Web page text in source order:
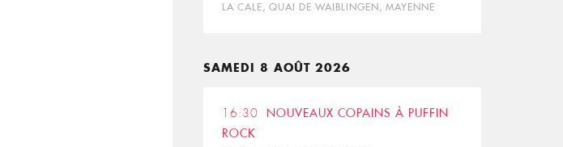
LA CALE, QUAI DE WAIBLINGEN, MAYENNE
SAMEDI 8 AOÛT 2026
16:30
NOUVEAUX COPAINS À PUFFIN
ROCK